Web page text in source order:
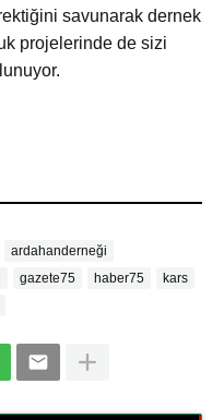
savunarak dernek
projelerinde de sizi
ardahanderneği
gazete75 haber75
kars